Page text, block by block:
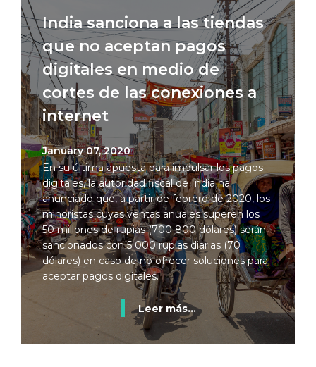
India sanciona a las tiendas
que no aceptan pagos
digitales en medio de
cortes de las conexiones a
internet
January 07, 2020
En su última apuesta para impulsar los pagos
digitales, la autoridad fiscal de India ha
anunciado que, a partir de febrero de 2020, los
minoristas cuyas ventas anuales superen los
50 millones de rupias (700 800 dólares) serán
sancionados con 5 000 rupias diarias (70
dólares) en caso de no ofrecer soluciones para
aceptar pagos digitales.
Leer más...